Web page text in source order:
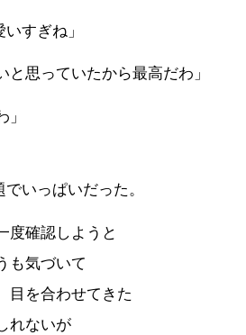
すぎね」
と思っていたから最高だわ」
いっぱいだった。
度確認しようと
も気づいて
目を合わせてきた
れないが